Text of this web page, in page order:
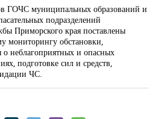
ГОЧС муниципальных образований и
подразделений
Приморского края поставлены
мониторингу обстановки,
неблагоприятных и опасных
подготовке сил и средств,
ЧС.